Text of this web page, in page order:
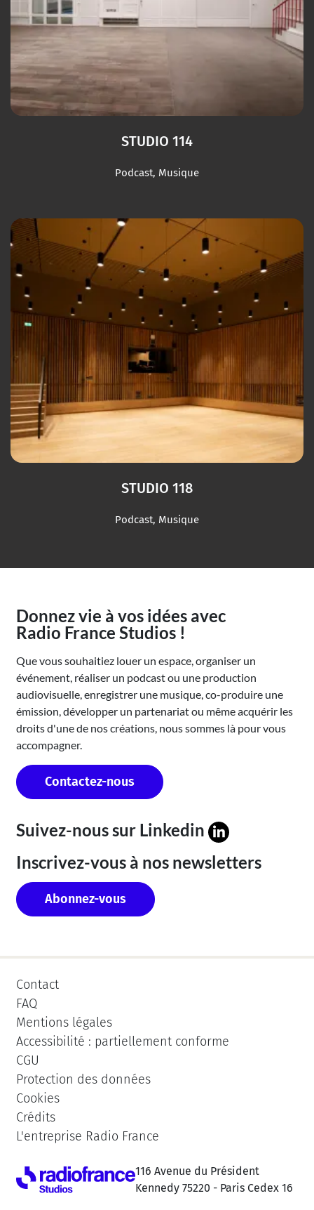
STUDIO 114
Podcast, Musique
STUDIO 118
Podcast, Musique
Donnez vie à vos idées avec
Radio France Studios !
Que vous souhaitiez louer un espace, organiser un
événement, réaliser un podcast ou une production
audiovisuelle, enregistrer une musique, co-produire une
émission, développer un partenariat ou même acquérir les
droits d'une de nos créations, nous sommes là pour vous
accompagner.
Contactez-nous
Suivez-nous sur Linkedin
Inscrivez-vous à nos newsletters
Abonnez-vous
Contact
FAQ
Mentions légales
Accessibilité : partiellement conforme
CGU
Protection des données
Cookies
Crédits
L'entreprise Radio France
116 Avenue du Président
Kennedy 75220 - Paris Cedex 16